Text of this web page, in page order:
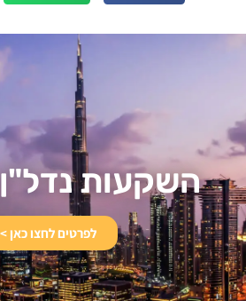
השקעות
לפרטים לחצו כאן >